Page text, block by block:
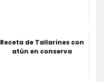
Receta de Tallarines con
atún en conserva